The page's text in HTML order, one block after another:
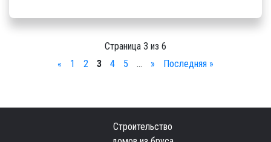
Страница 3 из 6
«
1 2 3 4 5 ... » Последняя »
Строительство